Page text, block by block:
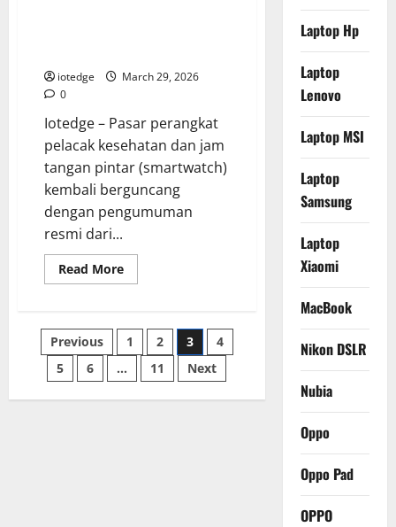
iotedge
March 29, 2026
0
Iotedge – Pasar perangkat
pelacak kesehatan dan jam
tangan pintar (smartwatch)
kembali berguncang
dengan pengumuman
resmi dari...
Read MoreRead
more
Watch
8
Meluncur,
Chipset
Lebih
dan
Posts
pagination
Previous 1 2 3
4
5
6 … 11 Next
Laptop Hp
Laptop
Lenovo
Laptop MSI
Laptop
Samsung
Laptop
Xiaomi
MacBook
Nikon DSLR
Nubia
Oppo
Oppo Pad
OPPO